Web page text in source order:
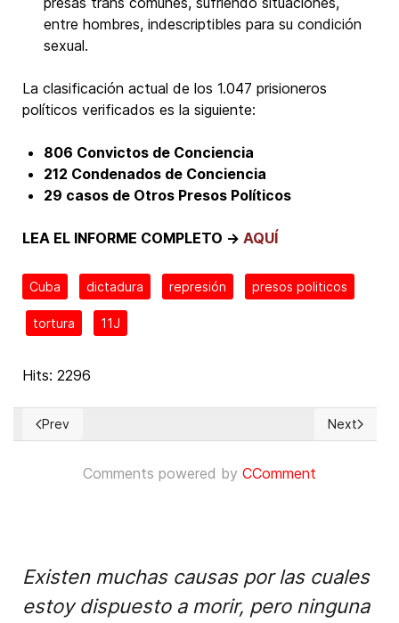
entre hombres, indescriptibles para su condición
sexual.
La clasificación actual de los 1.047 prisioneros
políticos verificados es la siguiente:
806 Convictos de Conciencia
212 Condenados de Conciencia
29 casos de Otros Presos Políticos
LEA EL INFORME COMPLETO → AQUÍ
Cuba dictadura represión presos politicos
tortura 11J
Hits: 2296
Previous article: Nobel Peace Prize Winner Narges
Prev Next
Next
Comments powered by CComment
Existen muchas causas por las cuales
estoy dispuesto a morir, pero ninguna